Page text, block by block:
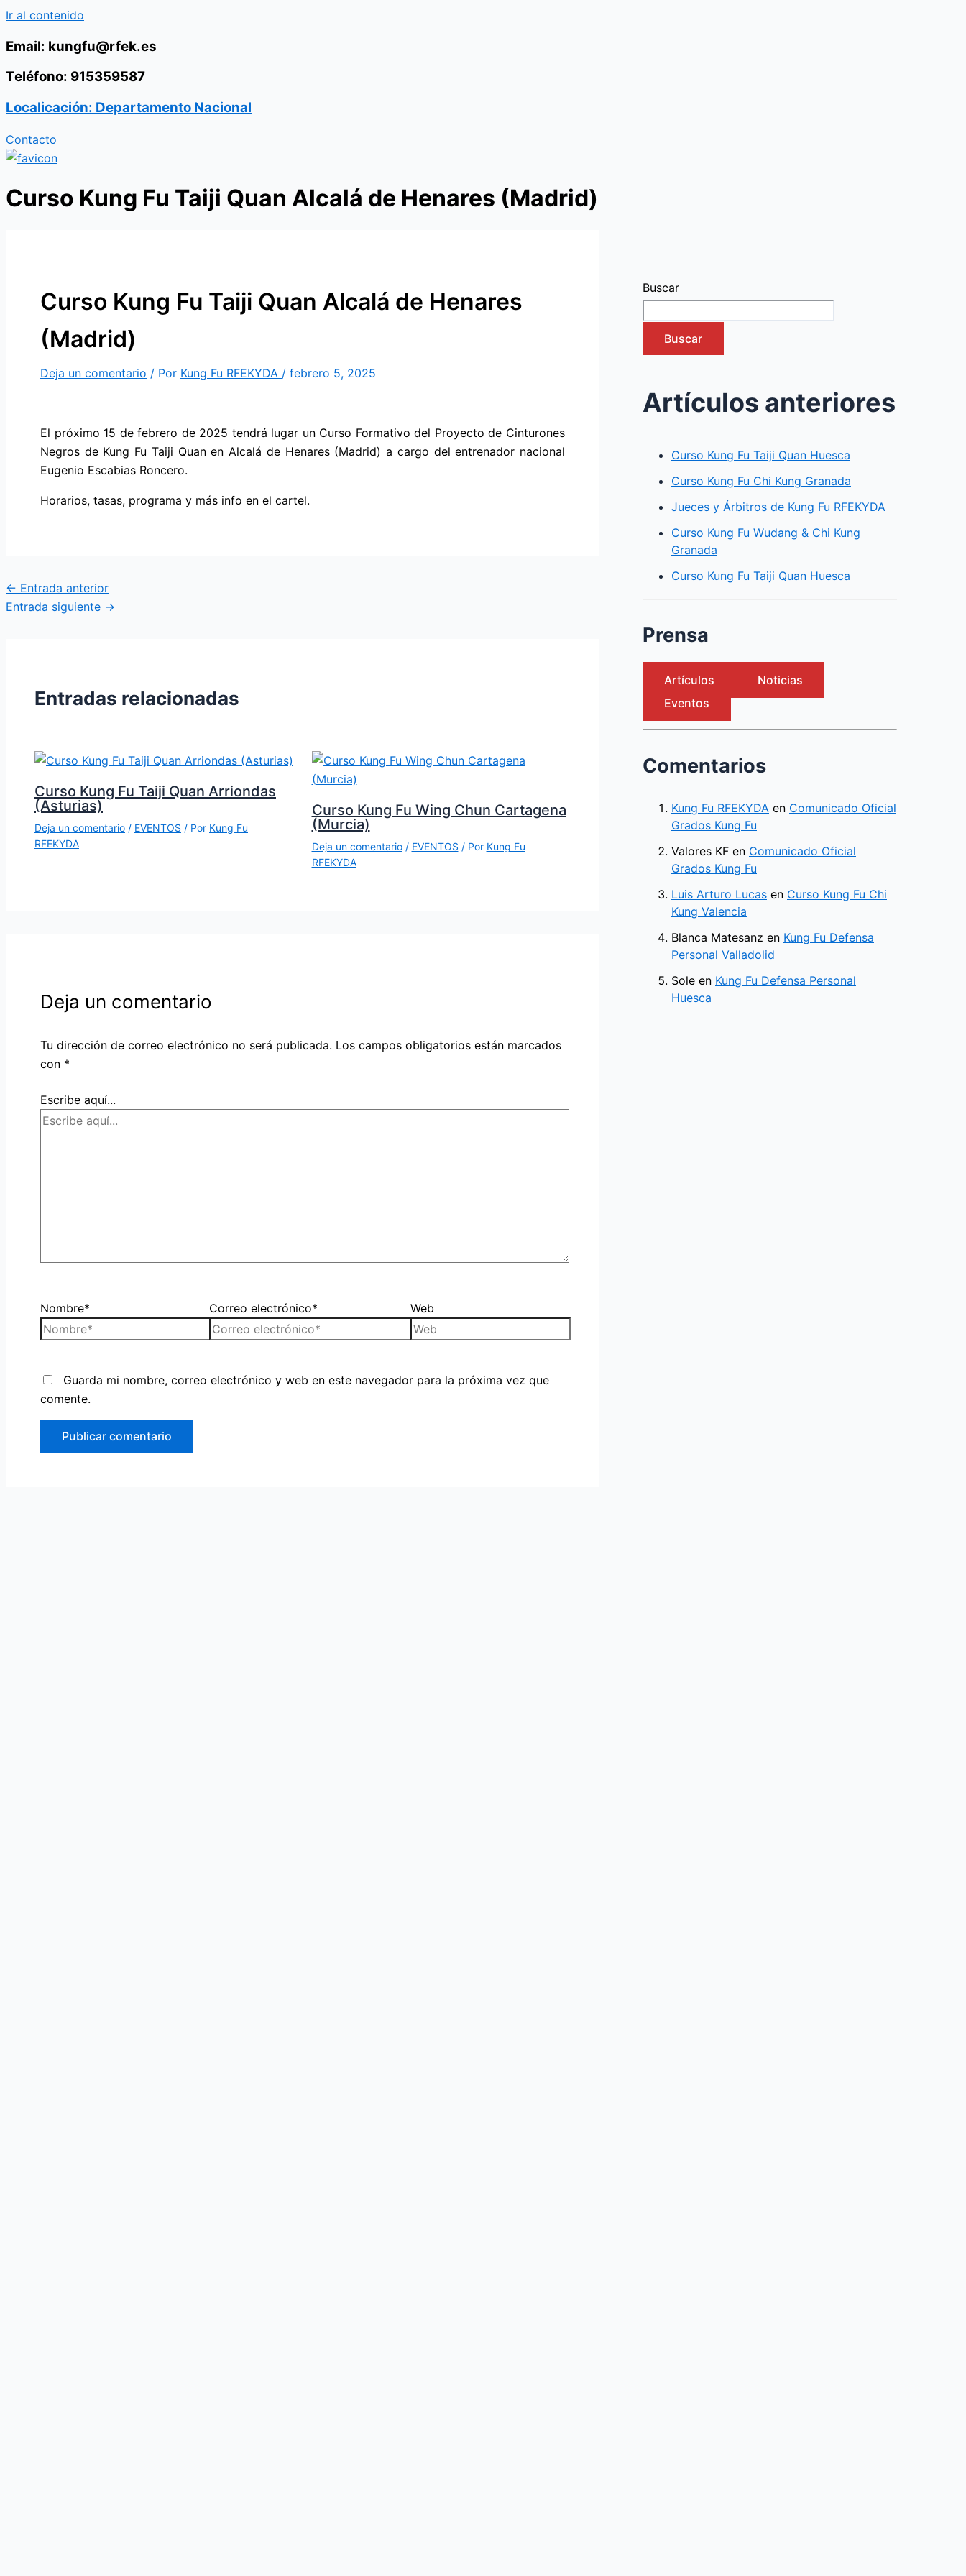
Ir al contenido
Email: kungfu@rfek.es
Teléfono: 915359587
Localicación: Departamento Nacional
Contacto
Curso Kung Fu Taiji Quan Alcalá de Henares (Madrid)
Curso Kung Fu Taiji Quan Alcalá de Henares
(Madrid)
Deja un comentario / Por Kung Fu RFEKYDA / febrero 5, 2025
El próximo 15 de febrero de 2025 tendrá lugar un Curso Formativo del Proyecto de Cinturones
Negros de Kung Fu Taiji Quan en Alcalá de Henares (Madrid) a cargo del entrenador nacional
Eugenio Escabias Roncero.
Horarios, tasas, programa y más info en el cartel.
← Entrada anterior
Entrada siguiente →
Entradas relacionadas
Curso Kung Fu Taiji Quan Arriondas
(Asturias)
Deja un comentario / EVENTOS / Por Kung Fu
RFEKYDA
Curso Kung Fu Wing Chun Cartagena
(Murcia)
Deja un comentario / EVENTOS / Por Kung Fu
RFEKYDA
Deja un comentario
Tu dirección de correo electrónico no será publicada. Los campos obligatorios están marcados
con *
Escribe aquí...
Nombre* Correo electrónico* Web
Guarda mi nombre, correo electrónico y web en este navegador para la próxima vez que
comente.
Buscar
Buscar
Artículos anteriores
Curso Kung Fu Taiji Quan Huesca
Curso Kung Fu Chi Kung Granada
Jueces y Árbitros de Kung Fu RFEKYDA
Curso Kung Fu Wudang & Chi Kung
Granada
Curso Kung Fu Taiji Quan Huesca
Prensa
Artículos
Noticias
Eventos
Comentarios
Kung Fu RFEKYDA en Comunicado Oficial
Grados Kung Fu
Valores KF en Comunicado Oficial
Grados Kung Fu
Luis Arturo Lucas en Curso Kung Fu Chi
Kung Valencia
Blanca Matesanz en Kung Fu Defensa
Personal Valladolid
Sole en Kung Fu Defensa Personal
Huesca